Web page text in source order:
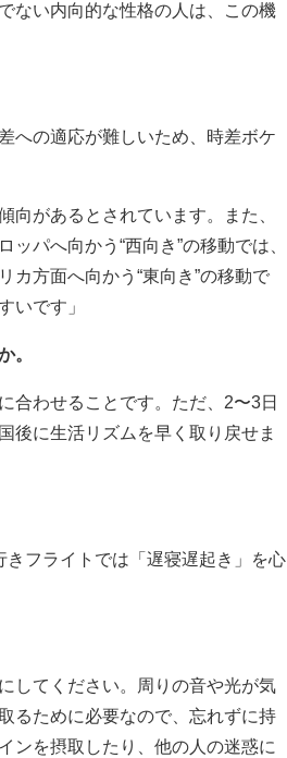
ない内向的な性格の人は、この機
への適応が難しいため、時差ボケ
向があるとされています。また、
パへ向かう“西向き”の移動では、
カ方面へ向かう“東向き”の移動で
いです」
。
合わせることです。ただ、2〜3日
後に生活リズムを早く取り戻せま
フライトでは「遅寝遅起き」を心
してください。周りの音や光が気
るために必要なので、忘れずに持
ンを摂取したり、他の人の迷惑に